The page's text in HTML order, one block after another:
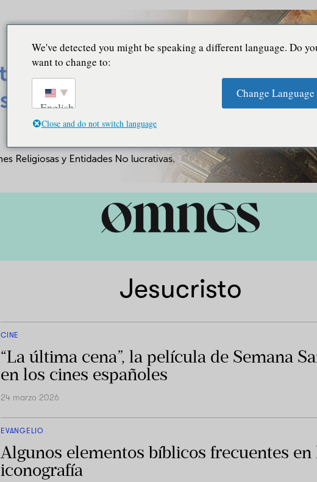
Jesucristo
CINE
“La última cena”, la película de Semana
en los cines españoles
24 marzo 2026
EVANGELIO
Algunos elementos bíblicos frecuentes en
iconografía
We've detected you might be speaking a different language. Do
want to change to:
English
Change Language
Close and do not switch language